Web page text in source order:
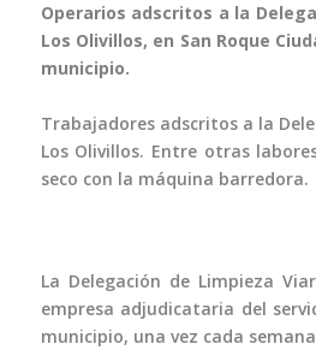
Operarios adscritos a la
Los Olivillos, en San Roque
municipio.
Trabajadores adscritos a la
Los Olivillos. Entre otras
seco con la máquina barredora.
La Delegación de Limpieza
empresa adjudicataria del
municipio, una vez cada